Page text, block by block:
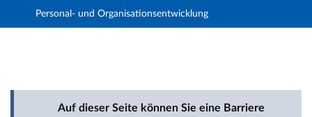
Hauptnavigation
Personal- und Organisationsentwicklung
Auf dieser Seite können Sie eine Barriere